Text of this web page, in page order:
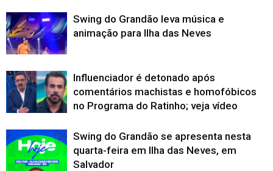
Swing do Grandão leva música e
animação para Ilha das Neves
Influenciador é detonado após
comentários machistas e homofóbicos
no Programa do Ratinho; veja vídeo
Swing do Grandão se apresenta nesta
quarta-feira em Ilha das Neves, em
Salvador